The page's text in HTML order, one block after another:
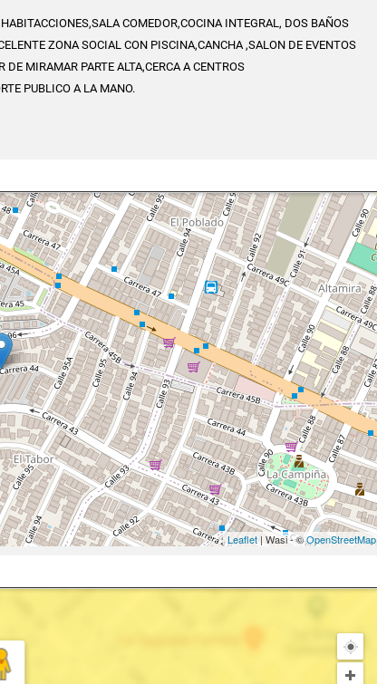
COMEDOR,COCINA INTEGRAL, DOS BAÑOS
ZONA SOCIAL CON PISCINA,CANCHA ,SALON DE EVENTOS
DE MIRAMAR PARTE ALTA,CERCA A CENTROS
PUBLICO A LA MANO.
Leaflet| Wasi - ©OpenStreetMap